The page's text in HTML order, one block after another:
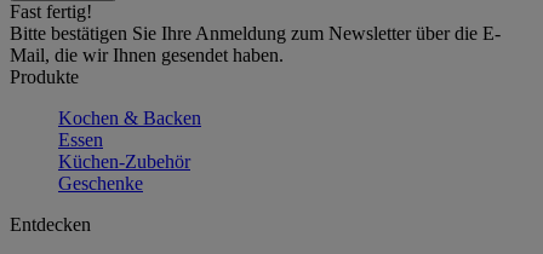
Fast fertig!
Bitte bestätigen Sie Ihre Anmeldung zum Newsletter über die E-
Mail, die wir Ihnen gesendet haben.
Produkte
Kochen & Backen
Essen
Küchen-Zubehör
Geschenke
Entdecken